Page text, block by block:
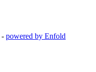
- powered by Enfold